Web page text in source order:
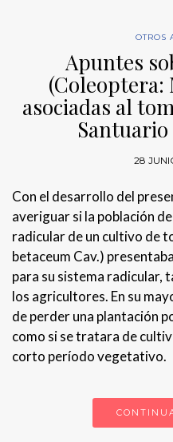
OTROS
Apuntes
(Coleoptera:
asociadas al
28
Con el desarrollo del
averiguar si la población
radicular de un cultivo de
betaceum Cav.)
para su sistema radicular,
los agricultores. En su
de perder una plantación
como si se tratara de
corto período vegetativo.